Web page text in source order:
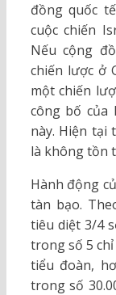
đồng quốc
cuộc chiến
Nếu cộng
chiến lược ở
một chiến
công bố của
này. Hiện tại
là không tồn
Hành động
tàn bạo.
tiêu diệt 3/4
trong số 5
tiểu đoàn,
trong số